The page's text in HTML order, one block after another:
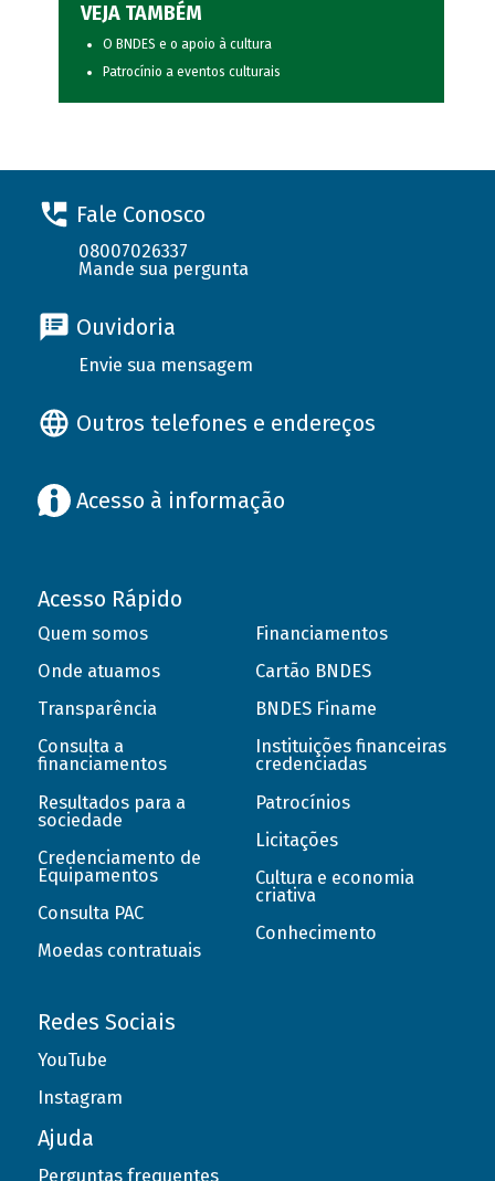
VEJA TAMBÉM
O BNDES e o apoio à cultura
Patrocínio a eventos culturais
Fale Conosco
08007026337
Mande sua pergunta
Ouvidoria
Envie sua mensagem
Outros telefones e endereços
Acesso à informação
Acesso Rápido
Quem somos
Onde atuamos
Transparência
Consulta a
financiamentos
Resultados para a
sociedade
Credenciamento de
Equipamentos
Consulta PAC
Moedas contratuais
Financiamentos
Cartão BNDES
BNDES Finame
Instituições financeiras
credenciadas
Patrocínios
Licitações
Cultura e economia
criativa
Conhecimento
Redes Sociais
YouTube
Instagram
Ajuda
Perguntas frequentes